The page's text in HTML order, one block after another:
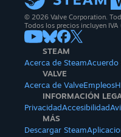
© 2026 Valve Corporation.
Todos los precios incluyen
STEAM
Acerca de SteamAcuerdo
VALVE
Acerca de ValveEmpleos
INFORMACIÓN
PrivacidadAccesibilidad
MÁS
Descargar Steam